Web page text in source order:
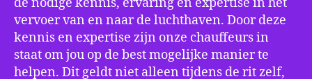
vervoer van en naar de luchthaven. Door deze
kennis en expertise zijn onze chauffeurs in
staat om jou op de best mogelijke manier te
helpen. Dit geldt niet alleen tijdens de rit zelf,